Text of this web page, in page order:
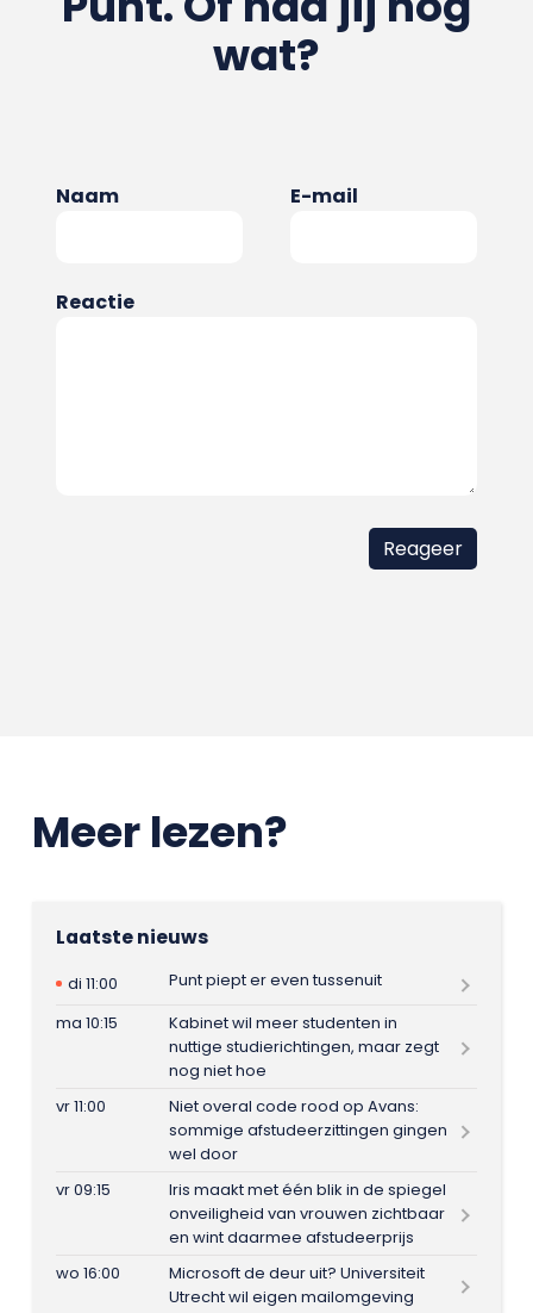
wat?
Naam E-mail
Reactie
Meer lezen?
Laatste nieuws
di 11:00
Punt piept er even tussenuit
ma 10:15
Kabinet wil meer studenten in
nuttige studierichtingen, maar zegt
nog niet hoe
vr 11:00
Niet overal code rood op Avans:
sommige afstudeerzittingen gingen
wel door
vr 09:15
Iris maakt met één blik in de spiegel
onveiligheid van vrouwen zichtbaar
en wint daarmee afstudeerprijs
wo 16:00
Microsoft de deur uit? Universiteit
Utrecht wil eigen mailomgeving